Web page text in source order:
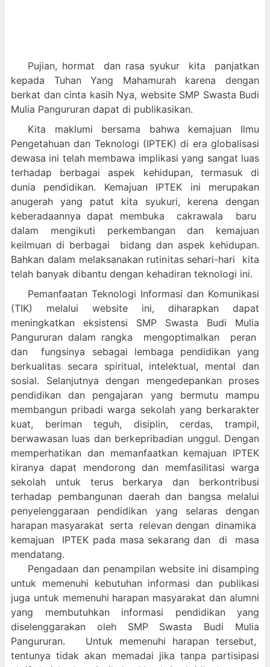
Pujian, hormat dan rasa syukur kita panjatkan
kepada Tuhan Yang Mahamurah karena dengan
berkat dan cinta kasih Nya, website SMP Swasta Budi
Mulia Pangururan dapat di publikasikan.
Kita maklumi bersama bahwa kemajuan Ilmu
Pengetahuan dan Teknologi (IPTEK) di era globalisasi
dewasa ini telah membawa implikasi yang sangat luas
terhadap berbagai aspek kehidupan, termasuk di
dunia pendidikan. Kemajuan IPTEK ini merupakan
anugerah yang patut kita syukuri, kerena dengan
keberadaannya dapat membuka cakrawala baru
dalam mengikuti perkembangan dan kemajuan
keilmuan di berbagai bidang dan aspek kehidupan.
Bahkan dalam melaksanakan rutinitas sehari-hari kita
telah banyak dibantu dengan kehadiran teknologi ini.
Pemanfaatan Teknologi Informasi dan Komunikasi
(TIK) melalui website ini, diharapkan dapat
meningkatkan eksistensi SMP Swasta Budi Mulia
Pangururan dalam rangka mengoptimalkan peran
dan fungsinya sebagai lembaga pendidikan yang
berkualitas secara spiritual, intelektual, mental dan
sosial. Selanjutnya dengan mengedepankan proses
pendidikan dan pengajaran yang bermutu mampu
membangun pribadi warga sekolah yang berkarakter
kuat, beriman teguh, disiplin, cerdas, trampil,
berwawasan luas dan berkepribadian unggul. Dengan
memperhatikan dan memanfaatkan kemajuan IPTEK
kiranya dapat mendorong dan memfasilitasi warga
sekolah untuk terus berkarya dan berkontribusi
terhadap pembangunan daerah dan bangsa melalui
penyelenggaraan pendidikan yang selaras dengan
harapan masyarakat serta relevan dengan dinamika
kemajuan IPTEK pada masa sekarang dan di masa
mendatang.
Pengadaan dan penampilan website ini disamping
untuk memenuhi kebutuhan informasi dan publikasi
juga untuk memenuhi harapan masyarakat dan alumni
yang membutuhkan informasi pendidikan yang
diselenggarakan oleh SMP Swasta Budi Mulia
Pangururan. Untuk memenuhi harapan tersebut,
tentunya tidak akan memadai jika tanpa partisipasi